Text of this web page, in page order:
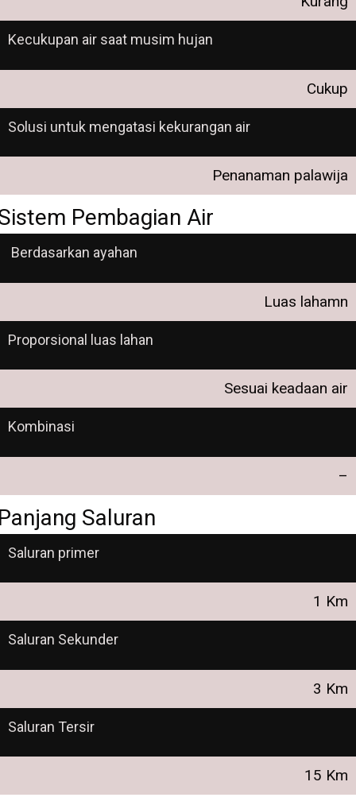
Kecukupan air saat musim hujan
Cukup
Solusi untuk mengatasi kekurangan air
Penanaman palawija
Pembagian Air
Berdasarkan ayahan
Luas lahamn
Proporsional luas lahan
Sesuai keadaan air
Kombinasi
–
Saluran
Saluran primer
1 Km
Saluran Sekunder
3 Km
Saluran Tersir
15 Km